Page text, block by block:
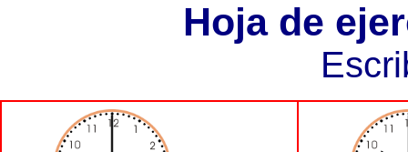
Hoja de